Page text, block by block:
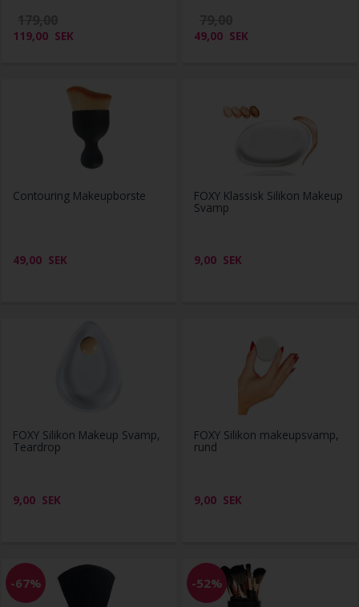
119,00 SEK 49,00 SEK
Contouring Makeupborste
49,00 SEK
FOXY Klassisk Silikon Makeup
Svamp
9,00 SEK
FOXY Silikon Makeup Svamp,
Teardrop
9,00 SEK
FOXY Silikon makeupsvamp,
rund
9,00 SEK
-67% -52%